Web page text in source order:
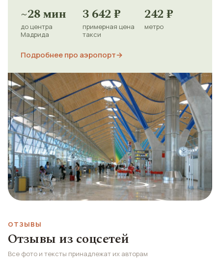
~28 мин
до центра
Мадрида
3 642 ₽
примерная цена
такси
242 ₽
метро
Подробнее про аэропорт→
ОТЗЫВЫ
Отзывы из соцсетей
Все фото и тексты принадлежат их авторам